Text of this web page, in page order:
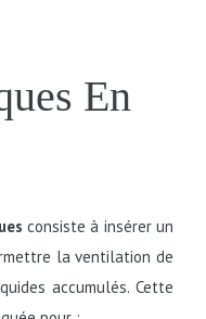
En
consiste à insérer un
la ventilation de
accumulés. Cette